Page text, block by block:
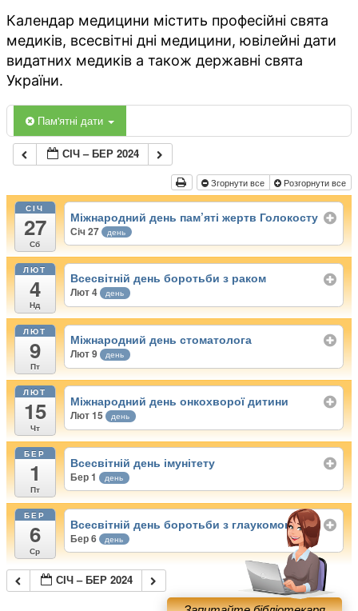
Календар медицини містить професійні свята
медиків, всесвітні дні медицини, ювілейні дати
видатних медиків а також державні свята
України.
Пам'ятні дати
СІЧ – БЕР 2024
Згорнути все Розгорнути все
СІЧ
27
Сб
Міжнародний день пам’яті жертв Голокосту
Січ 27 день
ЛЮТ
4
Нд
Всесвітній день боротьби з раком
Лют 4 день
ЛЮТ
9
Пт
Міжнародний день стоматолога
Лют 9 день
ЛЮТ
15
Чт
Міжнародний день онкохворої дитини
Лют 15 день
БЕР
1
Пт
Всесвітній день імунітету
Бер 1 день
БЕР
6
Ср
Всесвітній день боротьби з глаукомою
Бер 6 день
СІЧ – БЕР 2024